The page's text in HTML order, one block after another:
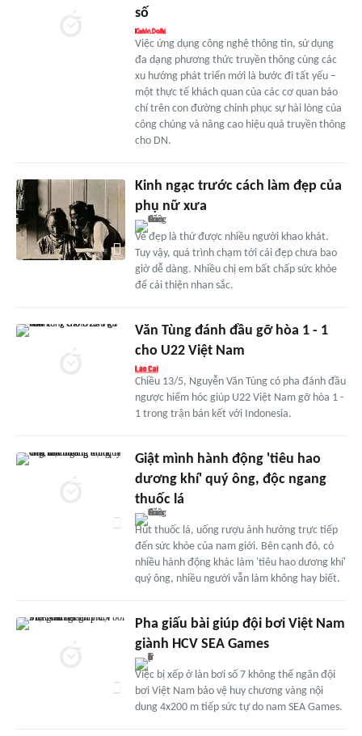
số
Việc ứng dụng công nghệ thông tin, sử dụng
đa dạng phương thức truyền thông cùng các
xu hướng phát triển mới là bước đi tất yếu –
một thực tế khách quan của các cơ quan báo
chí trên con đường chinh phục sự hài lòng của
công chúng và nâng cao hiệu quả truyền thông
cho DN.
Kinh ngạc trước cách làm đẹp của
phụ nữ xưa
Vẻ đẹp là thứ được nhiều người khao khát.
Tuy vậy, quá trình chạm tới cái đẹp chưa bao
giờ dễ dàng. Nhiều chị em bất chấp sức khỏe
để cải thiện nhan sắc.
Văn Tùng đánh đầu gỡ hòa 1 - 1
cho U22 Việt Nam
Chiều 13/5, Nguyễn Văn Tùng có pha đánh đầu
ngược hiểm hóc giúp U22 Việt Nam gỡ hòa 1 -
1 trong trận bán kết với Indonesia.
Giật mình hành động 'tiêu hao
dương khí' quý ông, độc ngang
thuốc lá
Hút thuốc lá, uống rượu ảnh hưởng trực tiếp
đến sức khỏe của nam giới. Bên cạnh đó, có
nhiều hành động khác làm 'tiêu hao dương khí'
quý ông, nhiều người vẫn làm không hay biết.
Pha giấu bài giúp đội bơi Việt Nam
giành HCV SEA Games
Việc bị xếp ở làn bơi số 7 không thể ngăn đội
bơi Việt Nam bảo vệ huy chương vàng nội
dung 4x200 m tiếp sức tự do nam SEA Games.